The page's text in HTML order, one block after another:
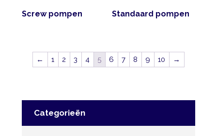
Screw pompen Standaard pompen
← 1 2 3 4 5 6 7 8 9 10 →
Categorieën